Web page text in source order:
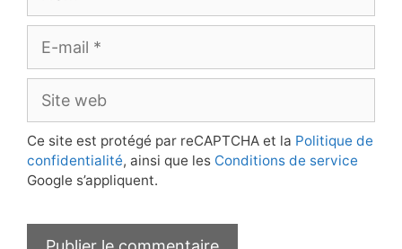
E-
Site
Ce site est protégé par reCAPTCHA et la Politique de
confidentialité, ainsi que les Conditions de service
Google s’appliquent.